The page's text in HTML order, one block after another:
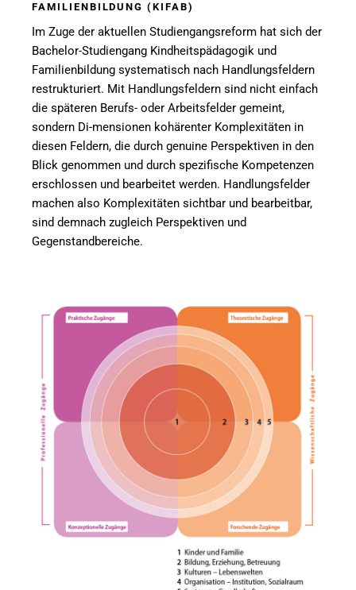
FAMILIENBILDUNG (KIFAB)
Im Zuge der aktuellen Studiengangsreform hat sich der
Bachelor-Studiengang Kindheitspädagogik und
Familienbildung systematisch nach Handlungsfeldern
restrukturiert. Mit Handlungsfeldern sind nicht einfach
die späteren Berufs- oder Arbeitsfelder gemeint,
sondern Di-mensionen kohärenter Komplexitäten in
diesen Feldern, die durch genuine Perspektiven in den
Blick genommen und durch spezifische Kompetenzen
erschlossen und bearbeitet werden. Handlungsfelder
machen also Komplexitäten sichtbar und bearbeitbar,
sind demnach zugleich Perspektiven und
Gegenstandbereiche.